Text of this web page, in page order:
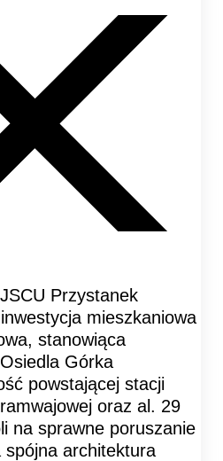
Przystanek
mieszkaniowa
stanowiąca
Górka
powstającej stacji
oraz al. 29
na sprawne poruszanie
architektura